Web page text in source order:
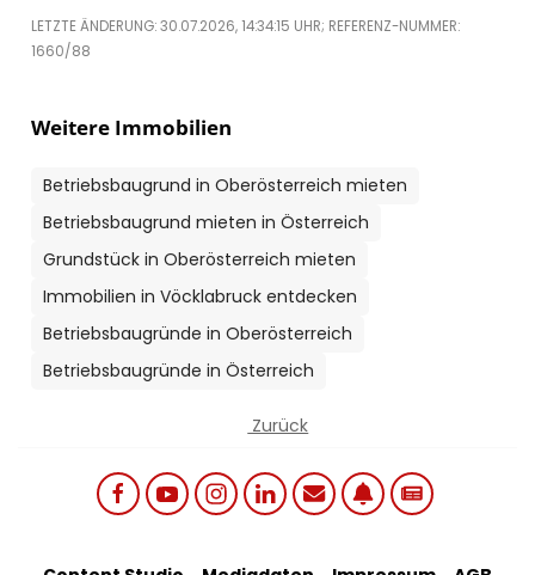
LETZTE ÄNDERUNG: 30.07.2026, 14:34:15 UHR; REFERENZ-NUMMER:
1660/88
Weitere Immobilien
Betriebsbaugrund in Oberösterreich mieten
Betriebsbaugrund mieten in Österreich
Grundstück in Oberösterreich mieten
Immobilien in Vöcklabruck entdecken
Betriebsbaugründe in Oberösterreich
Betriebsbaugründe in Österreich
Zurück
Social links menu